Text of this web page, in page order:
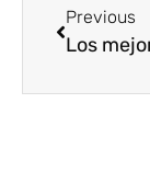
Previous